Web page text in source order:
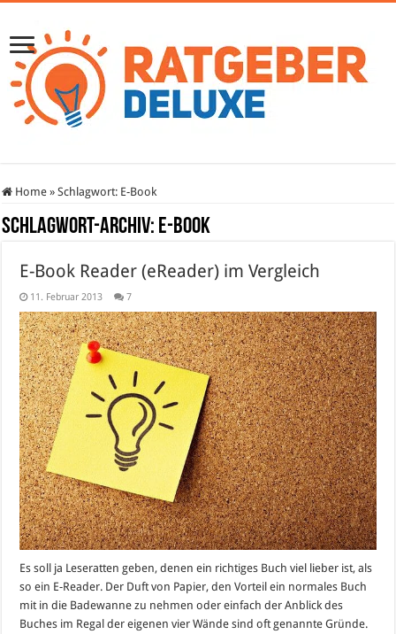
Home » Schlagwort: E-Book
Schlagwort-Archiv: E-Book
E-Book Reader (eReader) im Vergleich
11. Februar 2013 7
Es soll ja Leseratten geben, denen ein richtiges Buch viel lieber ist, als
so ein E-Reader. Der Duft von Papier, den Vorteil ein normales Buch
mit in die Badewanne zu nehmen oder einfach der Anblick des
Buches im Regal der eigenen vier Wände sind oft genannte Gründe.